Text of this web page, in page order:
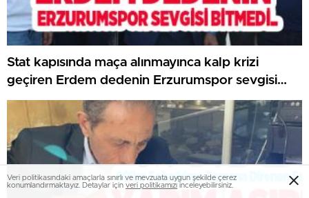
Stat kapısında maça alınmayınca kalp krizi
geçiren Erdem dedenin Erzurumspor sevgisi
bitmedi…
Veri politikasındaki amaçlarla sınırlı ve mevzuata uygun şekilde çerez
konumlandırmaktayız. Detaylar için veri politikamızı inceleyebilirsiniz.